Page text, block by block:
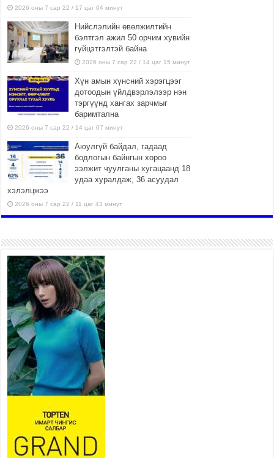
2026 оны 7 сар 22 / 17 цаг 04 минут
Нийслэлийн өвөлжилтийн
бэлтгэл ажил 50 орчим хувийн
гүйцэтгэлтэй байна
2026 оны 7 сар 22 / 14 цаг 15 минут
Хүн амын хүнсний хэрэгцээг
дотоодын үйлдвэрлэлээр нэн
тэргүүнд хангах зарчмыг
баримтална
2026 оны 7 сар 22 / 14 цаг 07 минут
Аюулгүй байдал, гадаад
бодлогын байнгын хороо
ээлжит чуулганы хугацаанд 18
удаа хуралдаж, 36 асуудал
хэлэлцжээ
2026 оны 7 сар 22 / 11 цаг 43 минут
боломжтой-Хүүхэд хөгжүүлэх
төв” байгуулах төсөлд төр,
хувийн хэвшлийн түншлэлийн хүрээнд хамтран
ажиллахыг урьж байна
2026 оны 7 сар 22 / 9 цаг 28 минут
Б.Пүрэвдагва: “Урт цагаан”-ыг
залуучууд чөлөөт цагаа
өнгөрүүлдэг, жуулчид зорьж
ирдэг цэг болгоно
2026 оны 7 сар 21 / 16 цаг 47 минут
Тусгай замын автобус /BRT/ төслийн удирдах
хорооны ээлжит хуралдаан боллоо
Ерөнхий сайд Н.Учрал БНХАУ-аас Монгол Улсад
суугаа Элчин сайд Шэнь Миньжюанийг хүлээн
авч уулзав
2026 оны 7 сар 21 / 16 цаг 39 минут